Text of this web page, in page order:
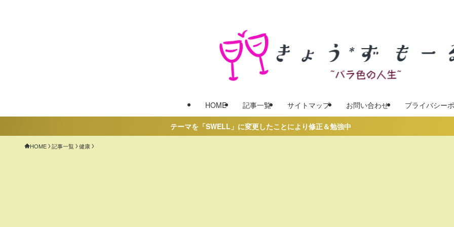
HOME 記事一覧 サイトマップ お問い合わせ プライバシー
テーマを「SWELL」に変更したことにより修正＆勉強中
HOME 記事一覧 健康